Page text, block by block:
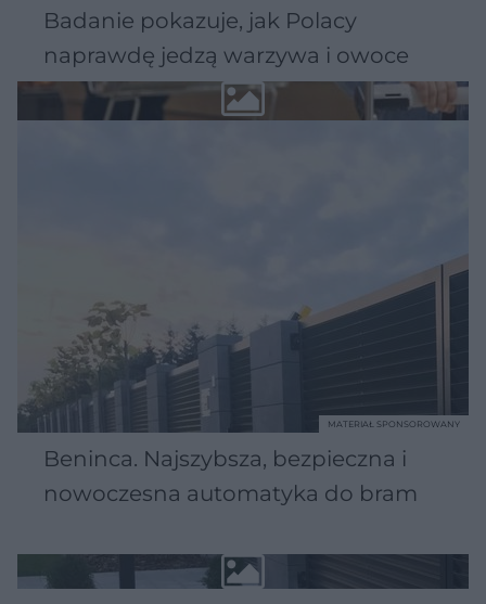
Badanie pokazuje, jak Polacy
naprawdę jedzą warzywa i owoce
Beninca. Najszybsza, bezpieczna i
nowoczesna automatyka do bram
MATERIAŁ SPONSOROWANY